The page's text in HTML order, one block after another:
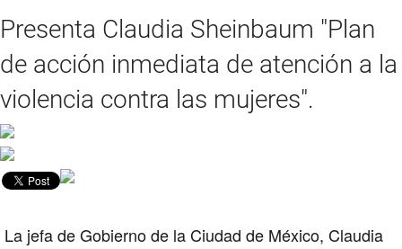
Presenta Claudia Sheinbaum "Plan
de acción inmediata de atención a la
violencia contra las mujeres".
La jefa de Gobierno de la Ciudad de México, Claudia